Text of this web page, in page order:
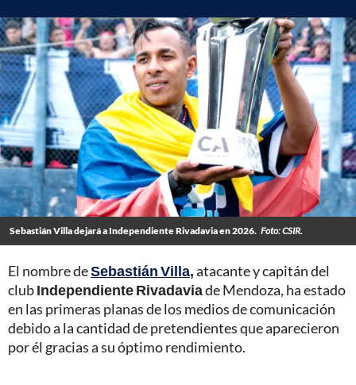
Sebastián Villa dejará a Independiente Rivadavia en 2026. Foto: CSIR.
El nombre deSebastián Villa,atacante y capitán del
clubIndependiente Rivadaviade Mendoza, ha estado
en las primeras planas de los medios de comunicación
debido a la cantidad de pretendientes que aparecieron
por él gracias a su óptimo rendimiento.